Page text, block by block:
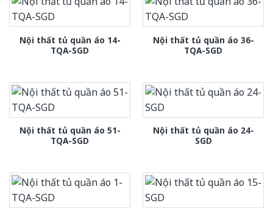
Nội thất tủ quần áo 14-
TQA-SGD
Nội thất tủ quần áo 36-
TQA-SGD
Nội thất tủ quần áo 51-
TQA-SGD
Nội thất tủ quần áo 24-
SGD